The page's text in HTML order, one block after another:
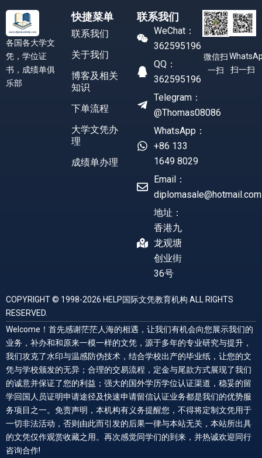
各国各大学文
凭，学位证
书，成绩单俱
乐部
快捷菜单
联系我们
关于我们
博客及相关
知识
下单流程
大学文凭办
理
成绩单办理
联系我们
WeChat：
362595196
QQ：
362595196
Telegram：
@Thomas08086
WhatsApp：
+86 133
1649 8029
Email：
diplomasale@hotmail.com
地址：
香港九
龙观塘
创业街
36号
微信扫
一扫
扫一扫
COPYRIGHT © 1998-2026 HELP国际文凭教育机构 ALL RIGHTS
RESERVED.
Welcome！首先感谢茫茫人海的相遇，让我们有机会向您展示我们的
业务，补办和和原来一模一样的文凭，源于多年的专业研究与提升，
我们攻克了水印与温感防伪技术，结合学校出产的毕业纸，让您的文
凭与学校颁发的无异；合理的交易流程，定金与尾款方式展现了我们
的诚意并保证了您的利益；强大的国外学历学位认证渠道，稳妥的留
学回国人员证明申请途径及快速申请留信认证业务都是我们的优势服
务项目之一。免责声明，本机构有义务提醒您，不得将定制文凭用于
一切非法活动，否则由此而引发的后果一律与本站无关，本站所出具
的文凭仅作观赏收藏之用。再次感觉同学们的到来，并热诚欢迎同行
咨询合作!